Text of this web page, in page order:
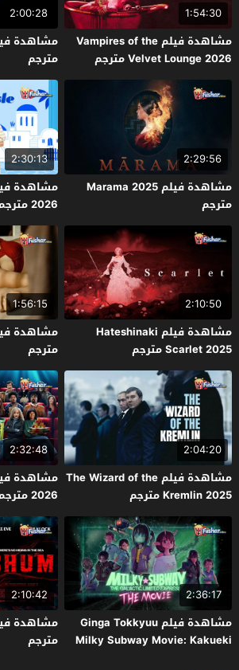
1:54:30
مشاهدة فيلم Vampires of the
Velvet Lounge 2026 مترجم
2:00:28
مترجم
2:29:56
مشاهدة فيلم Marama 2025
مترجم
2:30:13
2026 مترجم
2:10:50
مشاهدة فيلم Hateshinaki
Scarlet 2025 مترجم
1:56:15
مترجم
2:04:20
مشاهدة فيلم The Wizard of the
Kremlin 2025 مترجم
2:32:48
2026 مترجم
2:36:17
مشاهدة فيلم Ginga Tokkyuu
Milky Subway Movie: Kakueki
2:10:42
مترجم